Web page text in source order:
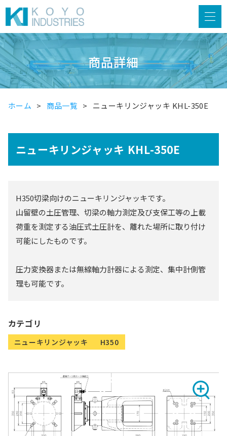
商品詳細
ホーム 商品一覧 ニューキリンジャッキ KHL-350E
ニューキリンジャッキ KHL-350E
H350切梁向けのニューキリンジャッキです。
山留壁の土圧管理、切梁の軸力測定及び支保工等の上載
荷重を測定する油圧式土圧計を、離れた場所に取り付け
可能にしたものです。
圧力変換器または無線軸力計器による測定、集中計側管
理も可能です。
カテゴリ
ニューキリンジャッキ H350